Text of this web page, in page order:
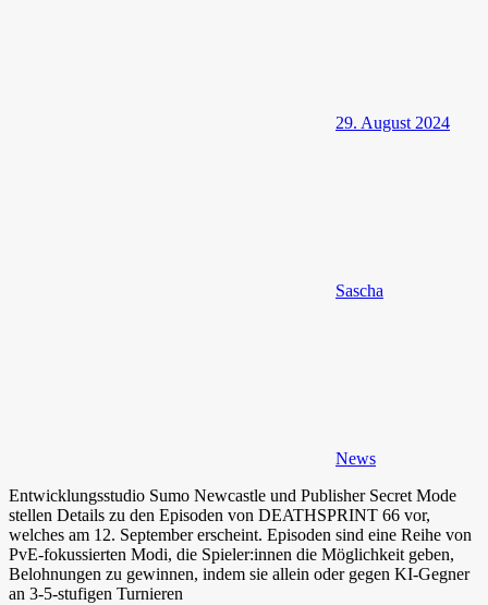
29. August 2024
Sascha
News
Entwicklungsstudio Sumo Newcastle und Publisher Secret Mode
stellen Details zu den Episoden von DEATHSPRINT 66 vor,
welches am 12. September erscheint. Episoden sind eine Reihe von
PvE-fokussierten Modi, die Spieler:innen die Möglichkeit geben,
Belohnungen zu gewinnen, indem sie allein oder gegen KI-Gegner
an 3-5-stufigen Turnieren